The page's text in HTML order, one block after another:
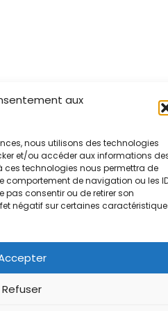
aux
nous utilisons des technologies
et/ou accéder aux informations
ces technologies nous permettra de
comportement de navigation ou les
pas consentir ou de retirer son
négatif sur certaines
Refuser